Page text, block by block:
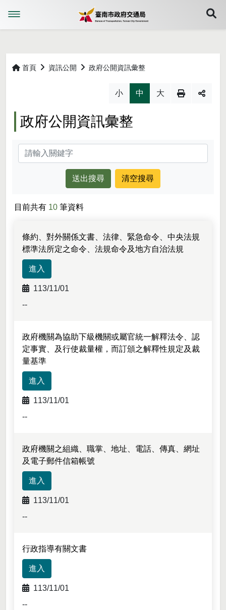
首頁 資訊公開 政府公開資訊彙整
略過字型切換，社群分享工具列
小 中 大
政府公開資訊彙整
關鍵字
目前共有 10 筆資料
條約、對外關係文書、法律、緊急命令、中央法規
標準法所定之命令、法規命令及地方自治法規
進入
113/11/01
--
政府機關為協助下級機關或屬官統一解釋法令、認
定事實、及行使裁量權，而訂頒之解釋性規定及裁
量基準
進入
113/11/01
--
政府機關之組織、職掌、地址、電話、傳真、網址
及電子郵件信箱帳號
進入
113/11/01
--
行政指導有關文書
進入
113/11/01
--